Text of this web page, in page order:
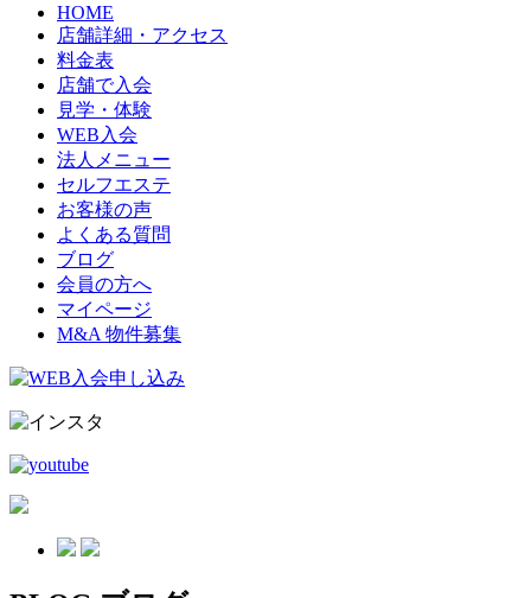
HOME
店舗詳細・アクセス
料金表
店舗で入会
見学・体験
WEB入会
法人メニュー
セルフエステ
お客様の声
よくある質問
ブログ
会員の方へ
マイページ
M&A 物件募集